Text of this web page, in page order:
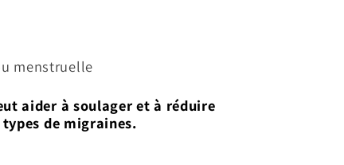
menstruelle
aider à soulager et à réduire
de migraines.